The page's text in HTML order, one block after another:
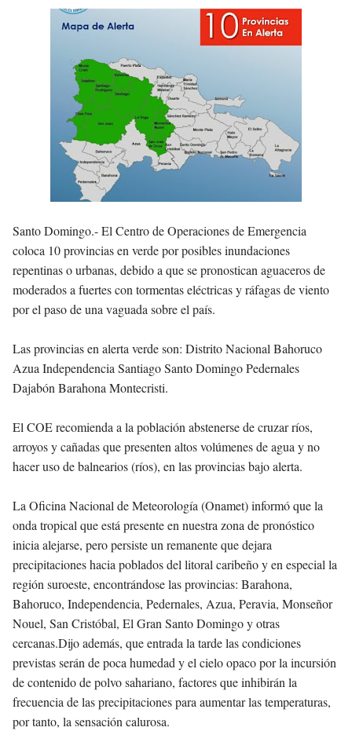
Santo Domingo.-El Centro de Operaciones de Emergencia
coloca 10 provincias en verde por posibles inundaciones
repentinas o urbanas, debido a que se pronostican aguaceros de
moderados a fuertes con tormentas eléctricas y ráfagas de viento
por el paso de una vaguada sobre el país.
Las provincias en alerta verde son: Distrito Nacional Bahoruco
Azua Independencia Santiago Santo Domingo Pedernales
Dajabón Barahona Montecristi.
El COE recomienda a la población abstenerse de cruzar ríos,
arroyos y cañadas que presenten altos volúmenes de agua y no
hacer uso de balnearios (ríos), en las provincias bajo alerta.
La Oficina Nacional de Meteorología (Onamet) informó que la
onda tropical que está presente en nuestra zona de pronóstico
inicia alejarse, pero persiste un remanente que dejara
precipitaciones hacia poblados del litoral caribeño y en especial la
región suroeste, encontrándose las provincias: Barahona,
Bahoruco, Independencia, Pedernales, Azua, Peravia, Monseñor
Nouel, San Cristóbal, El Gran Santo Domingo y otras
cercanas.Dijo además, que entrada la tarde las condiciones
previstas serán de poca humedad y el cielo opaco por la incursión
de contenido de polvo sahariano, factores que inhibirán la
frecuencia de las precipitaciones para aumentar las temperaturas,
por tanto, la sensación calurosa.